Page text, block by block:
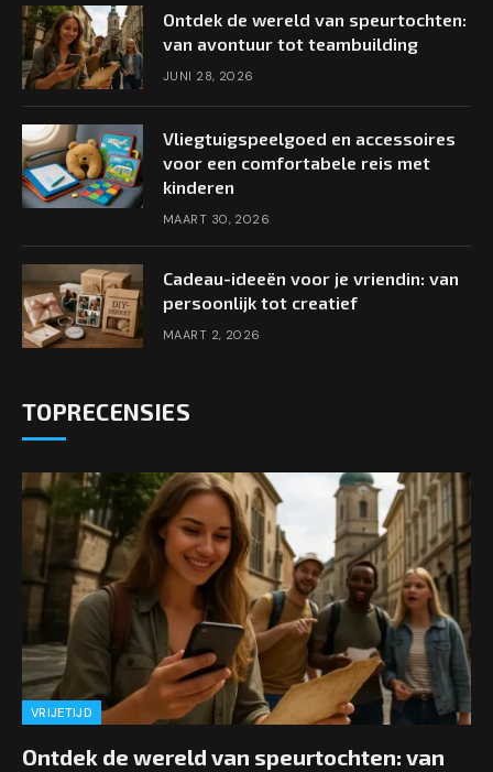
Ontdek de wereld van speurtochten:
van avontuur tot teambuilding
JUNI 28, 2026
Vliegtuigspeelgoed en accessoires
voor een comfortabele reis met
kinderen
MAART 30, 2026
Cadeau-ideeën voor je vriendin: van
persoonlijk tot creatief
MAART 2, 2026
TOPRECENSIES
VRIJETIJD
Ontdek de wereld van speurtochten: van